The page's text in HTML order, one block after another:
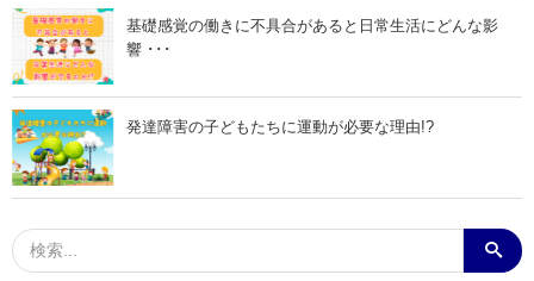
基礎感覚の働きに不具合があると日常生活にどんな影
響 ･･･
発達障害の子どもたちに運動が必要な理由!?